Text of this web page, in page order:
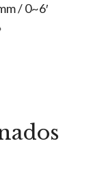
/ 0~6′